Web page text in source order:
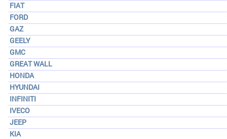
FIAT
FORD
GAZ
GEELY
GMC
GREAT WALL
HONDA
HYUNDAI
INFINITI
IVECO
JEEP
KIA